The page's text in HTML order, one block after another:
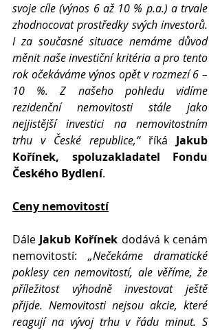
svoje cíle (výnos 6 až 10 % p.a.) a trvale
zhodnocovat prostředky svých investorů.
I za současné situace nemáme důvod
měnit naše investiční kritéria a pro tento
rok očekáváme výnos opět v rozmezí 6 –
10 %. Z našeho pohledu vidíme
rezidenční nemovitosti stále jako
nejjistější investici na nemovitostním
trhu v České republice,“ říká Jakub
Kořínek, spoluzakladatel Fondu
Českého Bydlení.
Ceny nemovitostí
Dále Jakub Kořínek dodává k cenám
nemovitostí: „Nečekáme dramatické
poklesy cen nemovitostí, ale věříme, že
příležitost výhodně investovat ještě
přijde. Nemovitosti nejsou akcie, které
reagují na vývoj trhu v řádu minut. S